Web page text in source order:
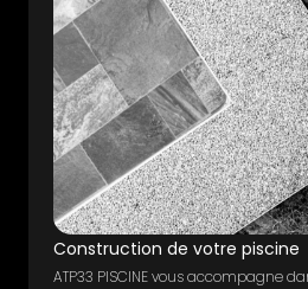
Construction de votre piscine
ATP33 PISCINE vous accompagne